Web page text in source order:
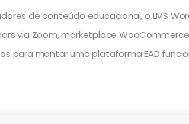
de conteúdo educacional, o LMS
via Zoom, marketplace
para montar uma plataforma EAD